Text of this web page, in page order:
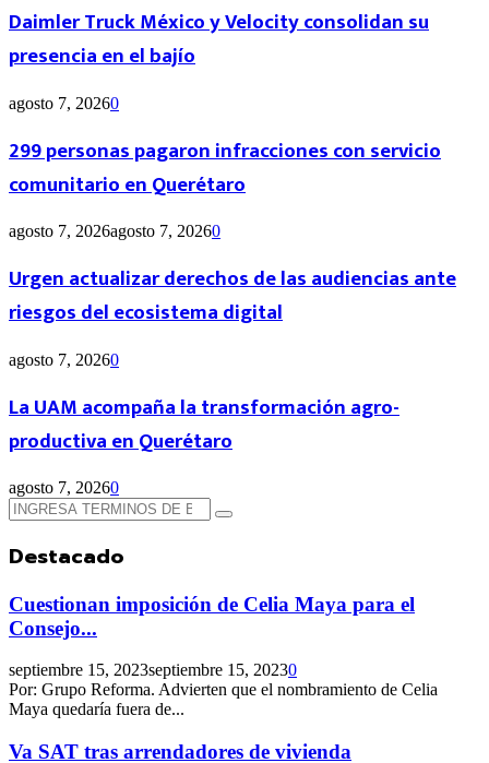
Daimler Truck México y Velocity consolidan su
presencia en el bajío
agosto 7, 20260
299 personas pagaron infracciones con servicio
comunitario en Querétaro
agosto 7, 2026agosto 7, 20260
Urgen actualizar derechos de las audiencias ante
riesgos del ecosistema digital
agosto 7, 20260
La UAM acompaña la transformación agro-
productiva en Querétaro
agosto 7, 20260
Búsqueda
de:
Búsqueda
Destacado
Cuestionan imposición de Celia Maya para el
Consejo...
septiembre 15, 2023septiembre 15, 20230
Por: Grupo Reforma. Advierten que el nombramiento de Celia
Maya quedaría fuera de...
Va SAT tras arrendadores de vivienda